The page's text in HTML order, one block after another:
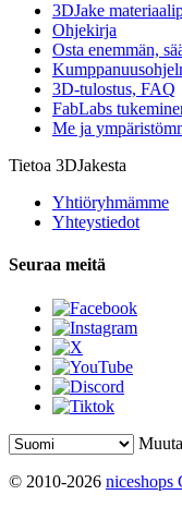
3DJake
Ohjekirja
Osta enemmän,
3D-tulostus, FAQ
FabLabs
Me ja
Tietoa 3DJakesta
Yhtiöryhmämme
Yhteystiedot
Seuraa meitä
© 2010-2026 niceshops